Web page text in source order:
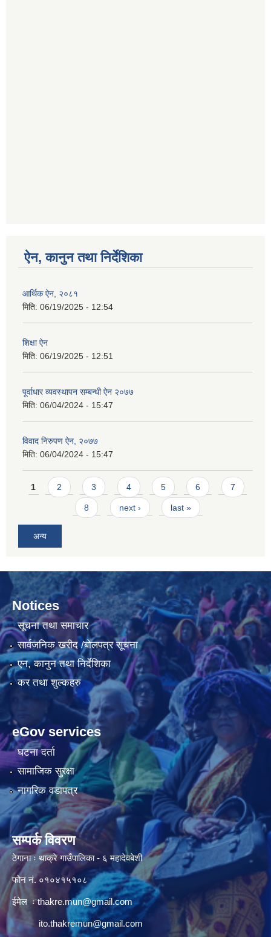
ऐन, कानुन तथा निर्देशिका
आर्थिक ऐन, २०८१
मिति: 06/19/2025 - 12:54
शिक्षा ऐन
मिति: 06/19/2025 - 12:51
पूर्वाधार व्यवस्थापन सम्बन्धी ऐन २०७७
मिति: 06/04/2024 - 15:47
विवाद निरुपण ऐन, २०७७
मिति: 06/04/2024 - 15:47
Pages
1 2 3 4 5 6 7
8 next › last »
अन्य
Notices
सूचना तथा समाचार
सार्वजनिक खरीद /बोलपत्र सूचना
एन, कानुन तथा निर्देशिका
कर तथा शुल्कहरु
eGov services
घटना दर्ता
सामाजिक सुरक्षा
नागरिक वडापत्र
सम्पर्क विवरण
ठेगाना ः थाक्रे गाउँपालिका - ६ महादेवबेशी
फोन नं. ०१०४१५१०८
ईमेल ःthakre.mun@gmail.com
ito.thakremun@gmail.com